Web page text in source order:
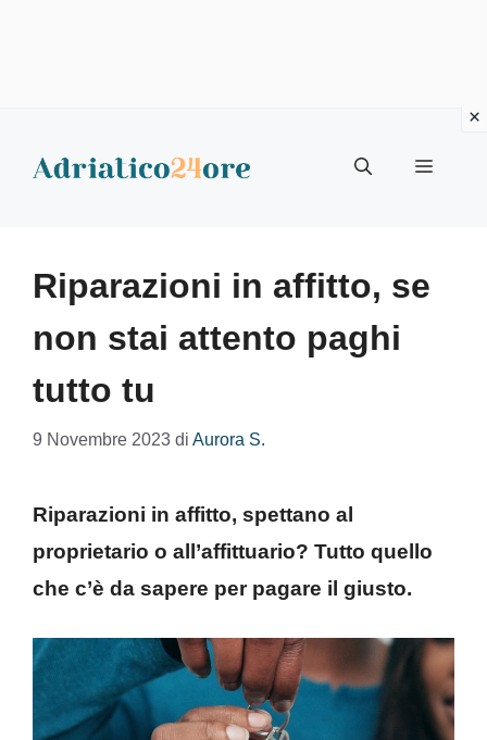
Menu
Riparazioni in affitto, se
non stai attento paghi
tutto tu
9 Novembre 2023 di Aurora S.
Riparazioni in affitto, spettano al
proprietario o all’affittuario? Tutto quello
che c’è da sapere per pagare il giusto.